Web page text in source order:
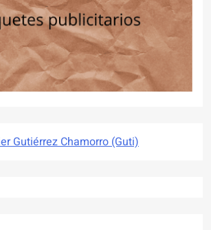
Gutiérrez Chamorro (Guti)